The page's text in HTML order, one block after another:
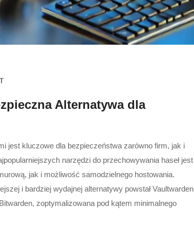
Alternatywa dla
jest kluczowe dla bezpieczeństwa zarówno firm, jak i
narzędzi do przechowywania haseł jest
jak i możliwość samodzielnego hostowania.
i bardziej wydajnej alternatywy powstał Vaultwarden
zoptymalizowana pod kątem minimalnego